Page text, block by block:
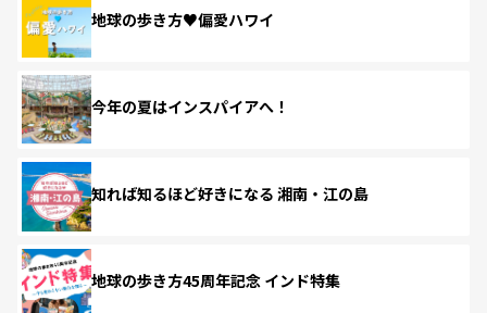
地球の歩き方♥偏愛ハワイ
今年の夏はインスパイアへ！
知れば知るほど好きになる 湘南・江の島
地球の歩き方45周年記念 インド特集